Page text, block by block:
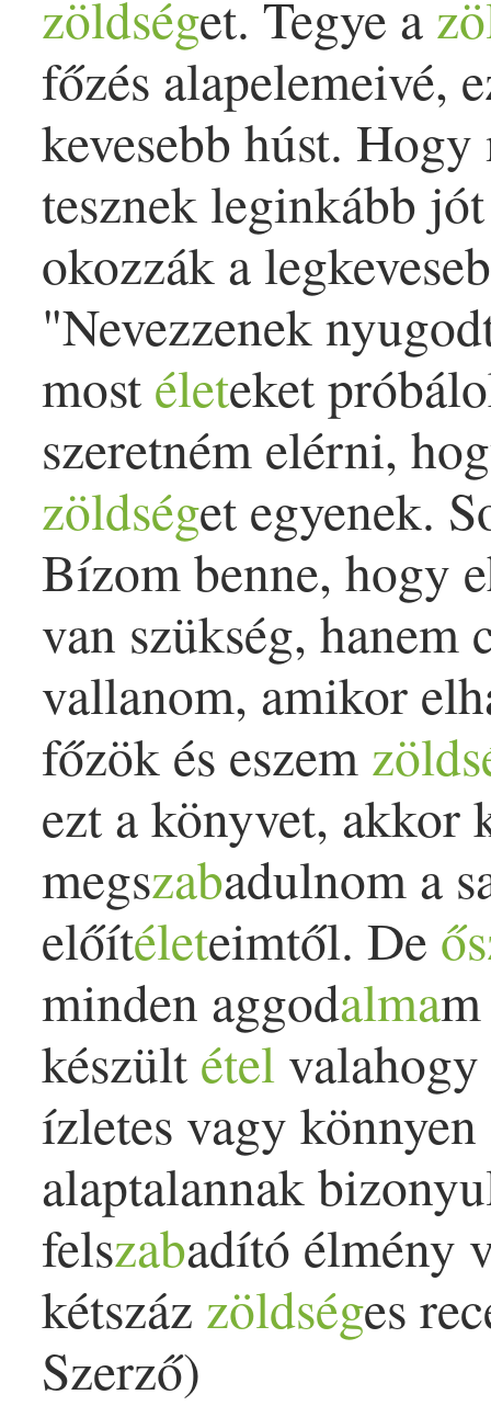
zöldséget. Tegye a
főzés alapelemeivé,
kevesebb húst.
tesznek leginkább
okozzák a
"Nevezzenek
most életeket
szeretném elérni,
zöldséget egyenek.
Bízom benne, hogy
van szükség, hanem
vallanom, amikor
főzök és eszem
ezt a könyvet, akkor
megszabadulnom a
előítéleteimtől. De
minden aggodalma
készült étel valahogy
ízletes vagy
alaptalannak
felszabadító élmény
kétszáz zöldséges
Szerző)